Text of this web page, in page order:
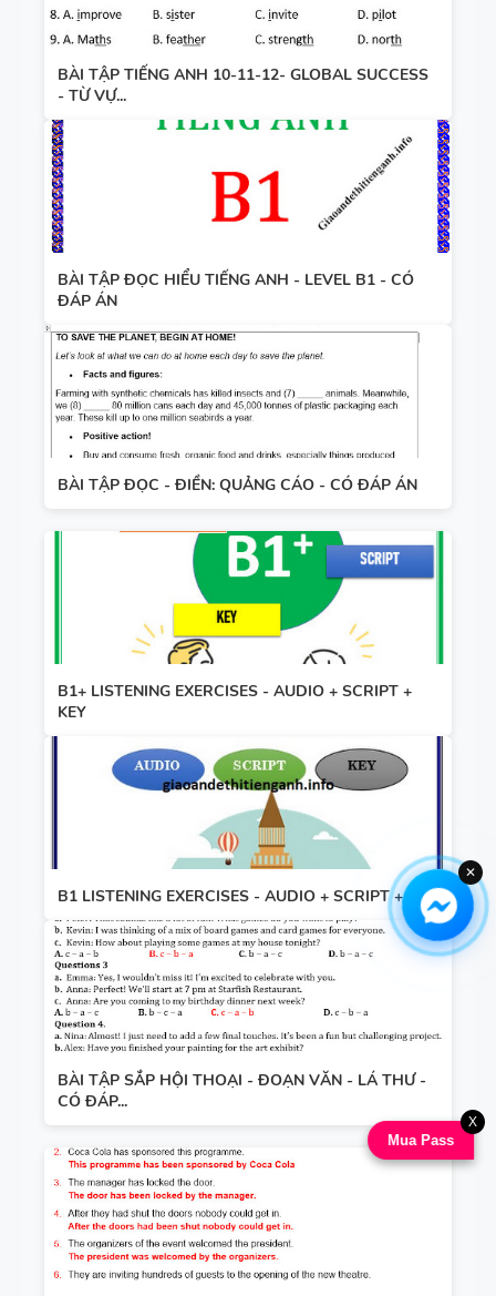
BÀI TẬP TIẾNG ANH 10-11-12- GLOBAL SUCCESS
- TỪ VỰ...
BÀI TẬP ĐỌC HIỂU TIẾNG ANH - LEVEL B1 - CÓ
ĐÁP ÁN
BÀI TẬP ĐỌC - ĐIỀN: QUẢNG CÁO - CÓ ĐÁP ÁN
B1+ LISTENING EXERCISES - AUDIO + SCRIPT +
KEY
B1 LISTENING EXERCISES - AUDIO + SCRIPT + KEY
BÀI TẬP SẮP HỘI THOẠI - ĐOẠN VĂN - LÁ THƯ -
CÓ ĐÁP...
Mua Pass
X
✕